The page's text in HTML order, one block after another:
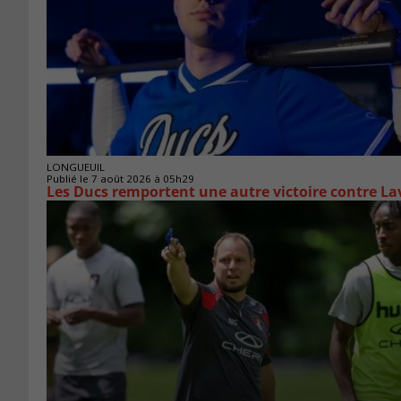
LONGUEUIL
Publié le 7 août 2026 à 05h29
Les Ducs remportent une autre victoire contre